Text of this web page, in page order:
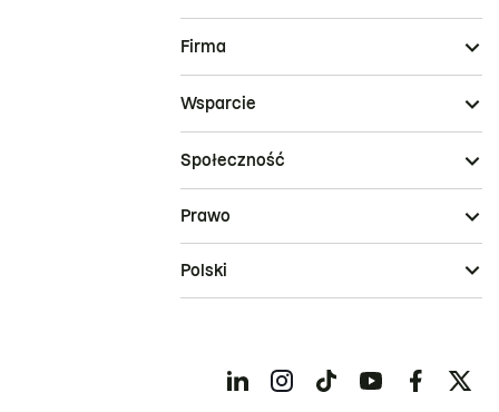
Firma
Wsparcie
Społeczność
Prawo
Polski